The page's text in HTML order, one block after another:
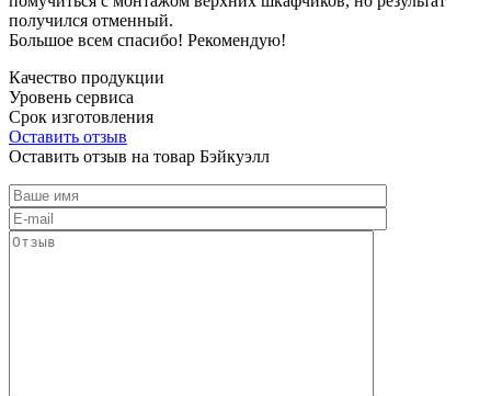
получился отменный.
Большое всем спасибо! Рекомендую!
Качество продукции
Уровень сервиса
Срок изготовления
Оставить отзыв
Оставить отзыв на товар Бэйкуэлл